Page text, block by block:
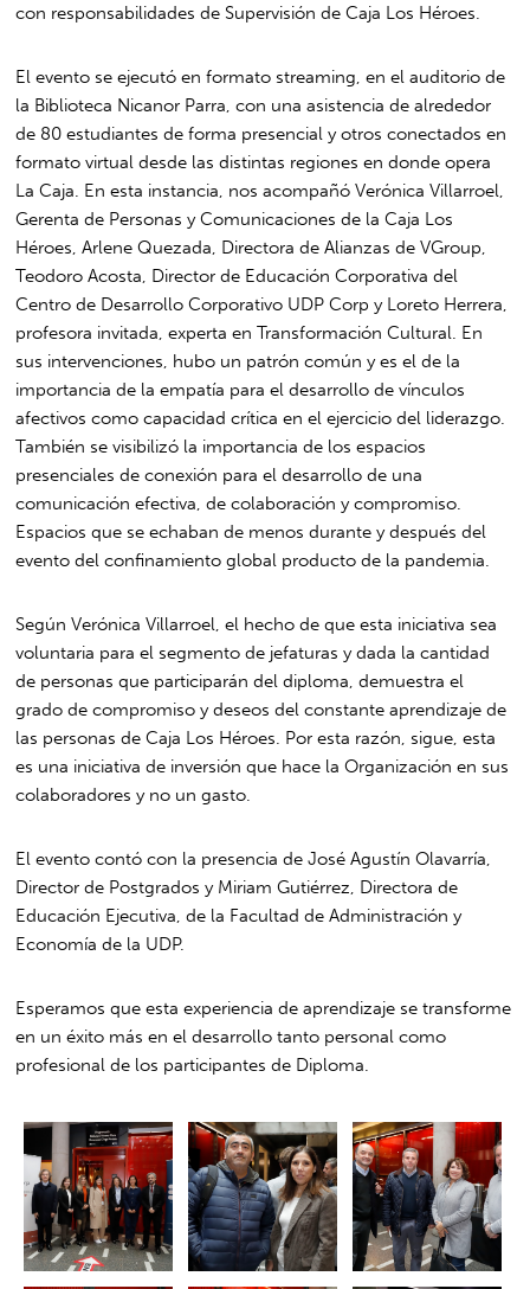
con responsabilidades de Supervisión de Caja Los Héroes.
El evento se ejecutó en formato streaming, en el auditorio de
la Biblioteca Nicanor Parra, con una asistencia de alrededor
de 80 estudiantes de forma presencial y otros conectados en
formato virtual desde las distintas regiones en donde opera
La Caja. En esta instancia, nos acompañó Verónica Villarroel,
Gerenta de Personas y Comunicaciones de la Caja Los
Héroes, Arlene Quezada, Directora de Alianzas de VGroup,
Teodoro Acosta, Director de Educación Corporativa del
Centro de Desarrollo Corporativo UDP Corp y Loreto Herrera,
profesora invitada, experta en Transformación Cultural. En
sus intervenciones, hubo un patrón común y es el de la
importancia de la empatía para el desarrollo de vínculos
afectivos como capacidad crítica en el ejercicio del liderazgo.
También se visibilizó la importancia de los espacios
presenciales de conexión para el desarrollo de una
comunicación efectiva, de colaboración y compromiso.
Espacios que se echaban de menos durante y después del
evento del confinamiento global producto de la pandemia.
Según Verónica Villarroel, el hecho de que esta iniciativa sea
voluntaria para el segmento de jefaturas y dada la cantidad
de personas que participarán del diploma, demuestra el
grado de compromiso y deseos del constante aprendizaje de
las personas de Caja Los Héroes. Por esta razón, sigue, esta
es una iniciativa de inversión que hace la Organización en sus
colaboradores y no un gasto.
El evento contó con la presencia de José Agustín Olavarría,
Director de Postgrados y Miriam Gutiérrez, Directora de
Educación Ejecutiva, de la Facultad de Administración y
Economía de la UDP.
Esperamos que esta experiencia de aprendizaje se transforme
en un éxito más en el desarrollo tanto personal como
profesional de los participantes de Diploma.